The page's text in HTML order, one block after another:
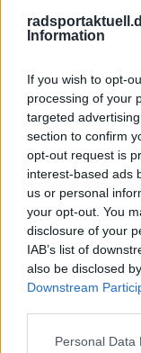
Information
If you wish to opt-
processing of your
targeted
section to confirm
opt-out request is
interest-based ads
us or personal
your opt-out. You
disclosure of your
IAB’s list of
also be disclosed
Downstream
Personal Data
Dieses
und es ist der
die redaktionelle
und die
neue, verifizierte
Leitung der
und lege
Sprache und
Radsport ist für
komplexer
Verantwortung
vertrete ich in
Beiträge des